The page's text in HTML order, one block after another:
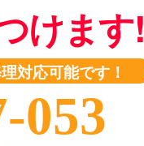
けます!
対応可能です！
053